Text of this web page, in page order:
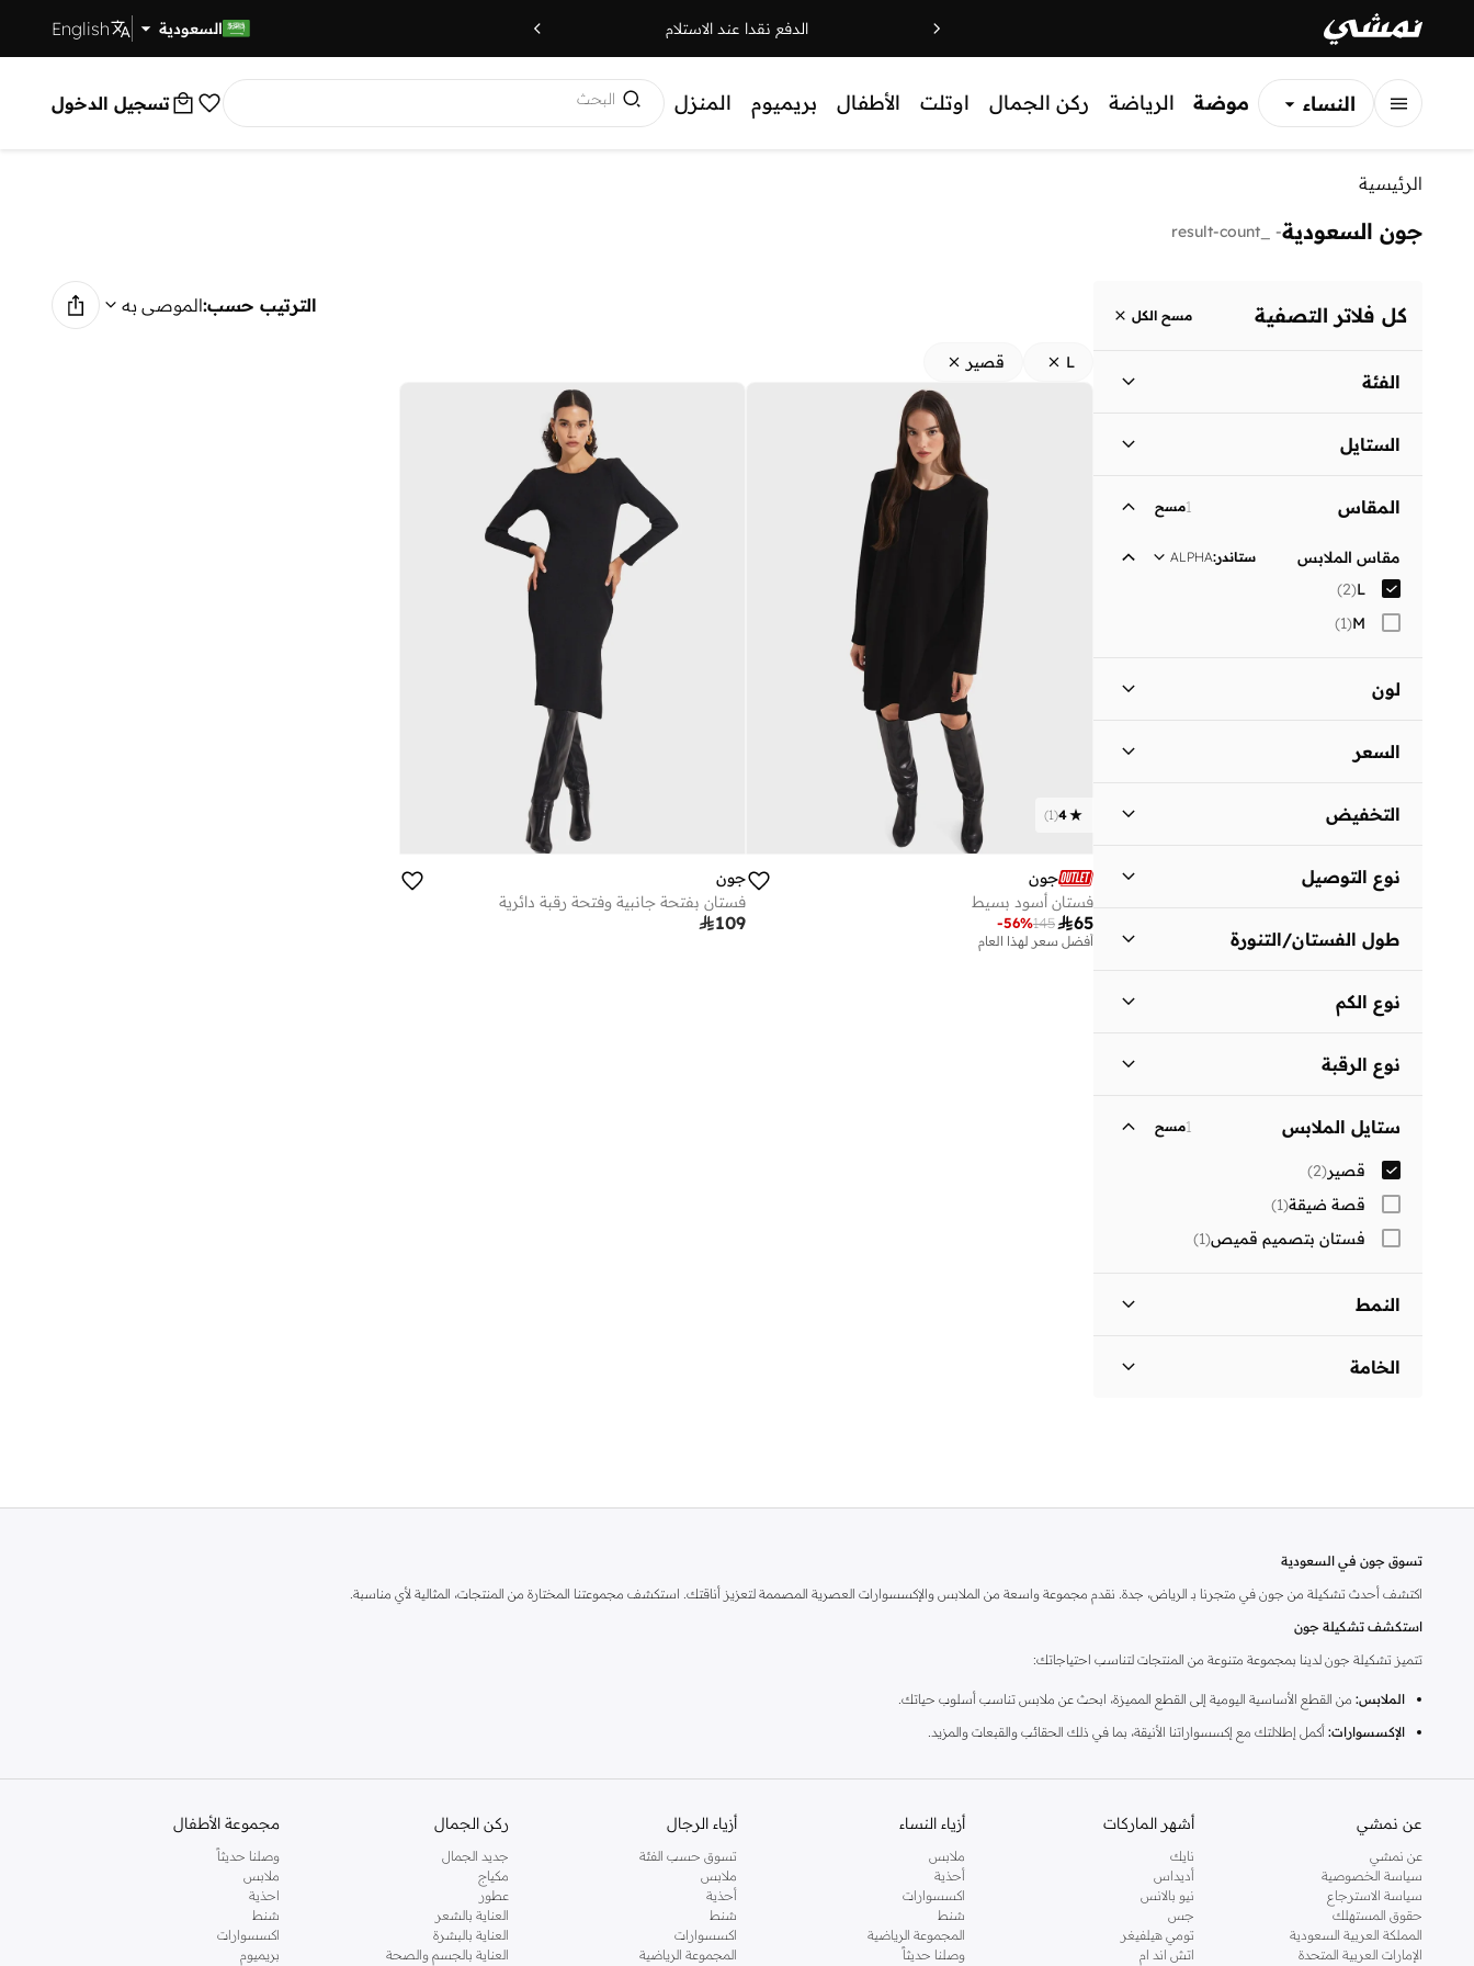
الدفع نقدا عند الاستلام توصيل سريع السعودية English
النساء
موضة الرياضة ركن الجمال اوتلت الأطفال بريميوم المنزل البحث تسجيل الدخول
الرئيسية
جون السعودية-
كل فلاتر التصفية مسح الكل
الفئة
نساء
الستايل
لباس يومي
المقاس 1مسح
مقاس الملابس ستاندر:
ALPHA
L
(
2
)
M
(
1
)
لون
السعر

التخفيض
المنتجات غير المخفضة فقط
نوع التوصيل
توصيل قياسي
)
طول الفستان/التنورة
نوع الكم
نوع الرقبة
ستايل الملابس 1مسح
قصير(
2
)
قصة ضيقة(
1
)
فستان بتصميم قميص(
1
)
النمط
الخامة
الترتيب حسب:الموصى به
L قصير
4
(
1
)
جون
فستان أسود بسيط
65
145
-56%
أفضل سعر لهذا العام
جون
فستان بفتحة جانبية وفتحة رقبة دائرية
109
تسوق جون في السعودية
اكتشف أحدث تشكيلة من جون في متجرنا بـ الرياض، جدة. نقدم مجموعة واسعة من الملابس والإكسسوارات العصرية المصممة لتعزيز أناقتك. استكشف مجموعتنا المختارة من المنتجات، المثالية لأي مناسبة.
استكشف تشكيلة جون
تتميز تشكيلة جون لدينا بمجموعة متنوعة من المنتجات لتناسب احتياجاتك:
الملابس: من القطع الأساسية اليومية إلى القطع المميزة، ابحث عن ملابس تناسب أسلوب حياتك.
الإكسسوارات: أكمل إطلالتك مع إكسسواراتنا الأنيقة، بما في ذلك الحقائب والقبعات والمزيد.
ابحث عن أسلوبك
سواء كنت تبحث عن ملابس يومية أو شيء مميز، تقدم علامة جون التجارية خيارات متعددة الاستخدامات. تصفح مجموعتنا للعثور على قطع تعبر عن شخصيتك الفريدة. تسوق جون في السعودية للحصول على أفضل تشكيلة.
عن نمشي
عن نمشي
سياسة الخصوصية
سياسة الاسترجاع
حقوق المستهلك
المملكة العربية السعودية
الإمارات العربية المتحدة
أشهر الماركات
نايك
أديداس
نيو بالانس
جس
تومي هيلفيغر
اتش اند ام
أزياء النساء
ملابس
أحذية
اكسسوارات
شنط
المجموعة الرياضية
وصلنا حديثاً
أزياء الرجال
تسوق حسب الفئة
ملابس
أحذية
شنط
اكسسوارات
المجموعة الرياضية
ركن الجمال
جديد الجمال
مكياج
عطور
العناية بالشعر
العناية بالبشرة
العناية بالجسم والصحة
مجموعة الأطفال
وصلنا حديثاً
ملابس
احذية
شنط
اكسسوارات
بريميوم